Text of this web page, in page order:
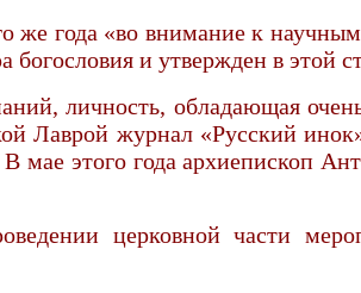
года «во внимание к
богословия и утвержден в
личность, обладающая
Лаврой журнал «Русский
мае этого года архиепископ
церковной части